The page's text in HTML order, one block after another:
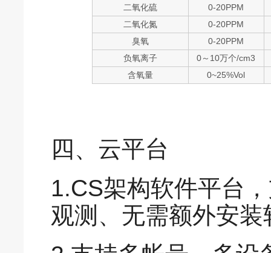
二氧化硫
0-20PPM
二氧化氮
0-20PPM
臭氧
0-20PPM
负氧离子
0～10万个/cm3
含氧量
0~25%Vol
四、云平台
1.CS架构软件平台
观测、无需额外安装